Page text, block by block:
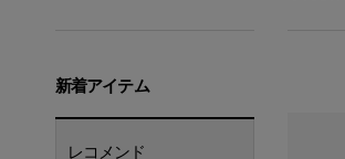
新着アイテム
レコメンド